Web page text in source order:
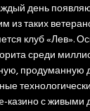
день
таких
клуб «Лев».
среди
продуманную
казино с